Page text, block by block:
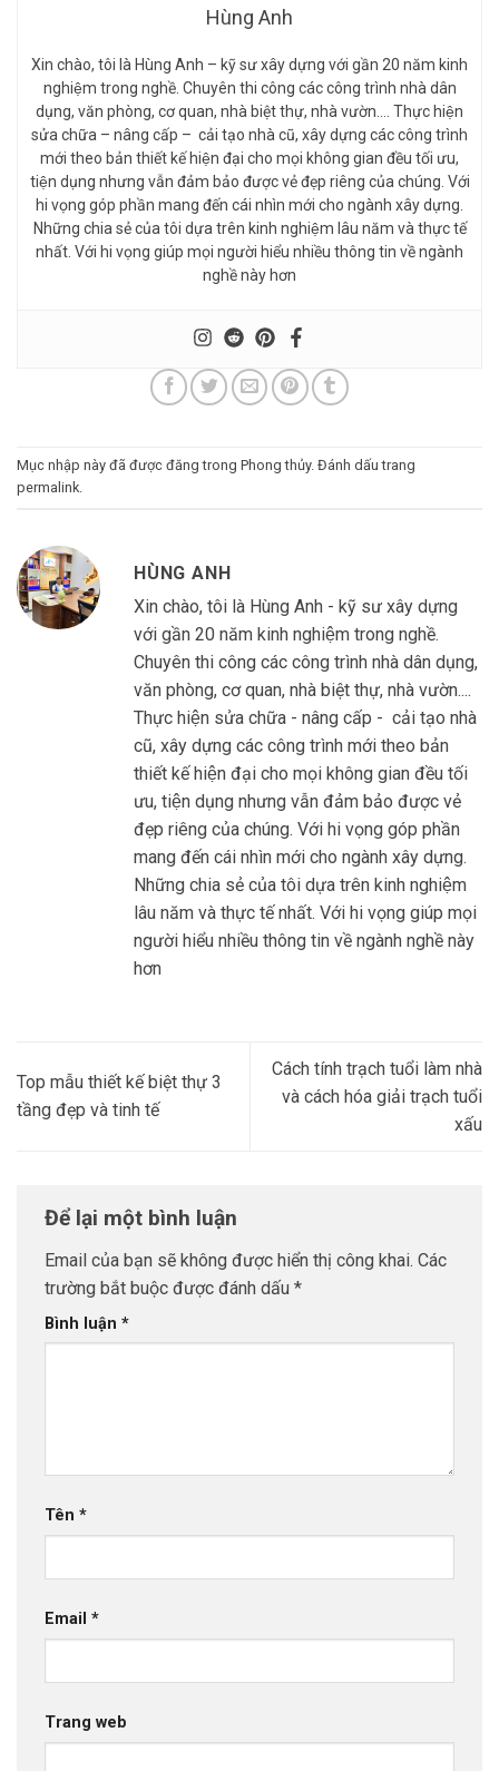
Hùng Anh
Xin chào, tôi là Hùng Anh – kỹ sư xây dựng với gần 20 năm kinh
nghiệm trong nghề. Chuyên thi công các công trình nhà dân
dụng, văn phòng, cơ quan, nhà biệt thự, nhà vườn…. Thực hiện
sửa chữa – nâng cấp – cải tạo nhà cũ, xây dựng các công trình
mới theo bản thiết kế hiện đại cho mọi không gian đều tối ưu,
tiện dụng nhưng vẫn đảm bảo được vẻ đẹp riêng của chúng. Với
hi vọng góp phần mang đến cái nhìn mới cho ngành xây dựng.
Những chia sẻ của tôi dựa trên kinh nghiệm lâu năm và thực tế
nhất. Với hi vọng giúp mọi người hiểu nhiều thông tin về ngành
nghề này hơn
Mục nhập này đã được đăng trong Phong thủy. Đánh dấu trang
permalink.
HÙNG ANH
Xin chào, tôi là Hùng Anh - kỹ sư xây dựng
với gần 20 năm kinh nghiệm trong nghề.
Chuyên thi công các công trình nhà dân dụng,
văn phòng, cơ quan, nhà biệt thự, nhà vườn....
Thực hiện sửa chữa - nâng cấp - cải tạo nhà
cũ, xây dựng các công trình mới theo bản
thiết kế hiện đại cho mọi không gian đều tối
ưu, tiện dụng nhưng vẫn đảm bảo được vẻ
đẹp riêng của chúng. Với hi vọng góp phần
mang đến cái nhìn mới cho ngành xây dựng.
Những chia sẻ của tôi dựa trên kinh nghiệm
lâu năm và thực tế nhất. Với hi vọng giúp mọi
người hiểu nhiều thông tin về ngành nghề này
hơn
Top mẫu thiết kế biệt thự 3
tầng đẹp và tinh tế
Cách tính trạch tuổi làm nhà
và cách hóa giải trạch tuổi
xấu
Để lại một bình luận
Email của bạn sẽ không được hiển thị công khai. Các
trường bắt buộc được đánh dấu *
Bình luận *
Tên *
Email *
Trang web